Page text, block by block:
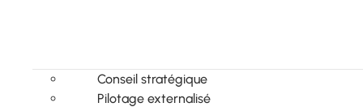
Conseil stratégique
Pilotage externalisé